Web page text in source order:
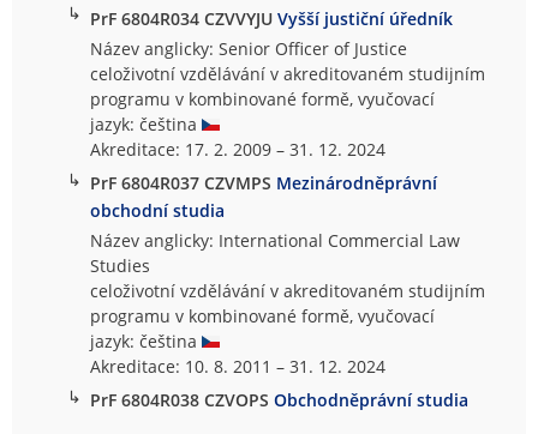
↳ PrF 6804R034 CZVVYJUVyšší justiční úředník
Název anglicky: Senior Officer of Justice
celoživotní vzdělávání v akreditovaném studijním
programu v kombinované formě, vyučovací
jazyk: čeština
Akreditace: 17. 2. 2009 – 31. 12. 2024
↳ PrF 6804R037 CZVMPS Mezinárodněprávní
obchodní studia
Název anglicky: International Commercial Law
Studies
celoživotní vzdělávání v akreditovaném studijním
programu v kombinované formě, vyučovací
jazyk: čeština
Akreditace: 10. 8. 2011 – 31. 12. 2024
↳ PrF 6804R038 CZVOPSObchodněprávní studia